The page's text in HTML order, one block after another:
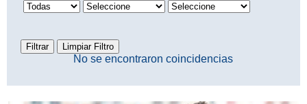
Rechazar
No se encontraron coincidencias